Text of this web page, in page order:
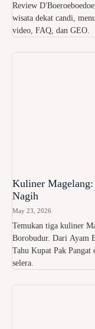
Review
wisata dekat candi,
video, FAQ, dan GEO.
Kuliner
Nagih
May 23, 2026
Temukan tiga kuliner
Borobudur. Dari Ayam
Tahu Kupat Pak Pangat
selera.